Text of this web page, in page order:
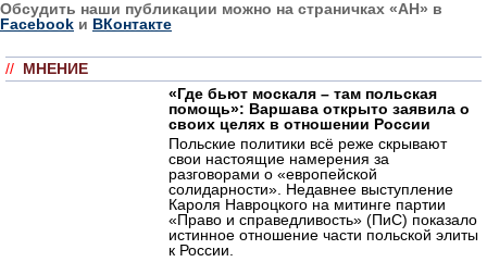
Обсудить наши публикации можно на страничках «АН» в
Facebook и ВКонтакте
// МНЕНИЕ
«Где бьют москаля – там польская
помощь»: Варшава открыто заявила о
своих целях в отношении России
Польские политики всё реже скрывают
свои настоящие намерения за
разговорами о «европейской
солидарности». Недавнее выступление
Кароля Навроцкого на митинге партии
«Право и справедливость» (ПиС) показало
истинное отношение части польской элиты
к России.